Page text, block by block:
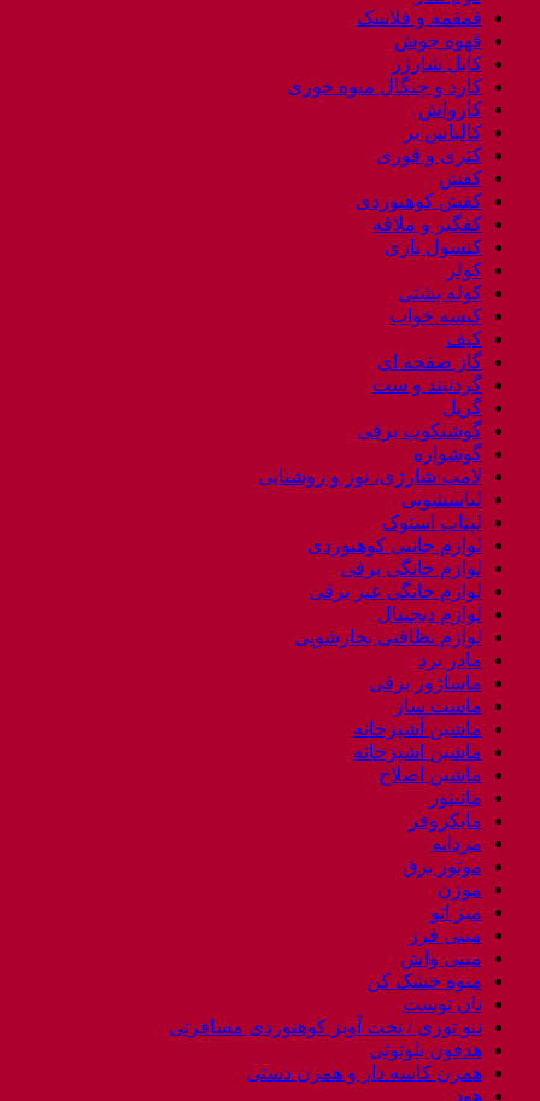
قمقمه و فلاسک
قهوه جوش
کابل شارژر
کارد و چنگال میوه خوری
کارواش
کالباس بر
کتری و قوری
کفش
کفش کوهنوردی
کفگیر و ملاقه
کنسول بازی
کولر
کوله پشتی
کیسه خواب
کیف
گاز صفحه ای
گردنبند و ست
گریل
گوشتکوب برقی
گوشواره
لامپ شارژی، نور و روشنایی
لباسشویی
لپتاب استوک
لوازم جانبی کوهنوردی
لوازم خانگی برقی
لوازم خانگی غیر برقی
لوازم دیجیتال
لوازم نظافتی بخارشویی
مادر برد
ماساژور برقی
ماست ساز
ماشین آشپزخانه
ماشین اشپزخانه
ماشین اصلاح
مانیتور
مایکروفر
مردانه
موتور برق
موزن
میز اتو
مینی فرز
مینی واش
میوه خشک کن
نان توست
ننو توری / تخت آویز کوهنوردی مسافرتی
هدفون بلوتوثی
همزن کاسه دار و همزن دستی
هود